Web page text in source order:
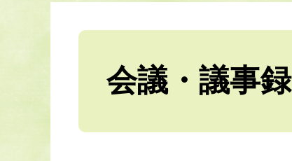
会議・議事録